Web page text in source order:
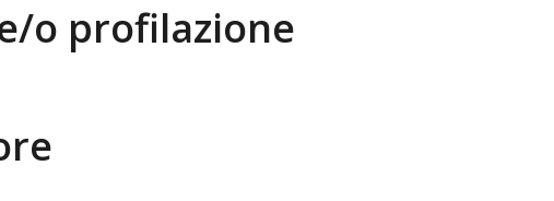
o profilazione